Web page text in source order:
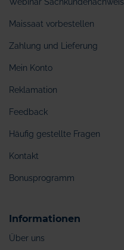
Maissaat vorbestellen
Zahlung und Lieferung
Mein Konto
Reklamation
Feedback
Häufig gestellte Fragen
Kontakt
Bonusprogramm
Informationen
Über uns